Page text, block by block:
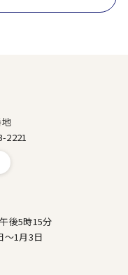
2221
後5時15分
～1月3日